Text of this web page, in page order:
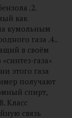
.2.
как
кумольным
газа .4..
в своём
этого газа
получают
спирт,
Класс
связь